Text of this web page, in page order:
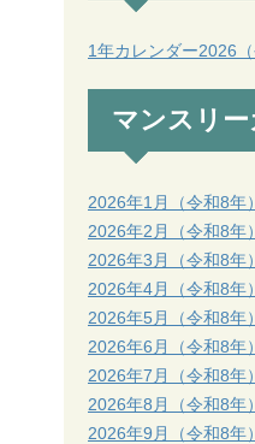
1年カレンダー2026（
マンスリ
2026年1月（令和8年）
2026年2月（令和8年）
2026年3月（令和8年）
2026年4月（令和8年）
2026年5月（令和8年）
2026年6月（令和8年）
2026年7月（令和8年）
2026年8月（令和8年）
2026年9月（令和8年）